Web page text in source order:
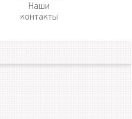
Наши
контакты